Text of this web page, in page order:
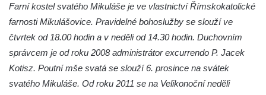
Kostel svaté Maří Magdalény v Karlových
Varech
Kaple Panny Marie pod hradem Přimda
Farní kostel svatého Mikuláše je ve vlastnictví Římskokatolické
farnosti Mikulášovice. Pravidelné bohoslužby se slouží ve
čtvrtek od 18.00 hodin a v neděli od 14.30 hodin. Duchovním
správcem je od roku 2008 administrátor excurrendo P. Jacek
Kotisz. Poutní mše svatá se slouží 6. prosince na svátek
svatého Mikuláše. Od roku 2011 se na Velikonoční neděli